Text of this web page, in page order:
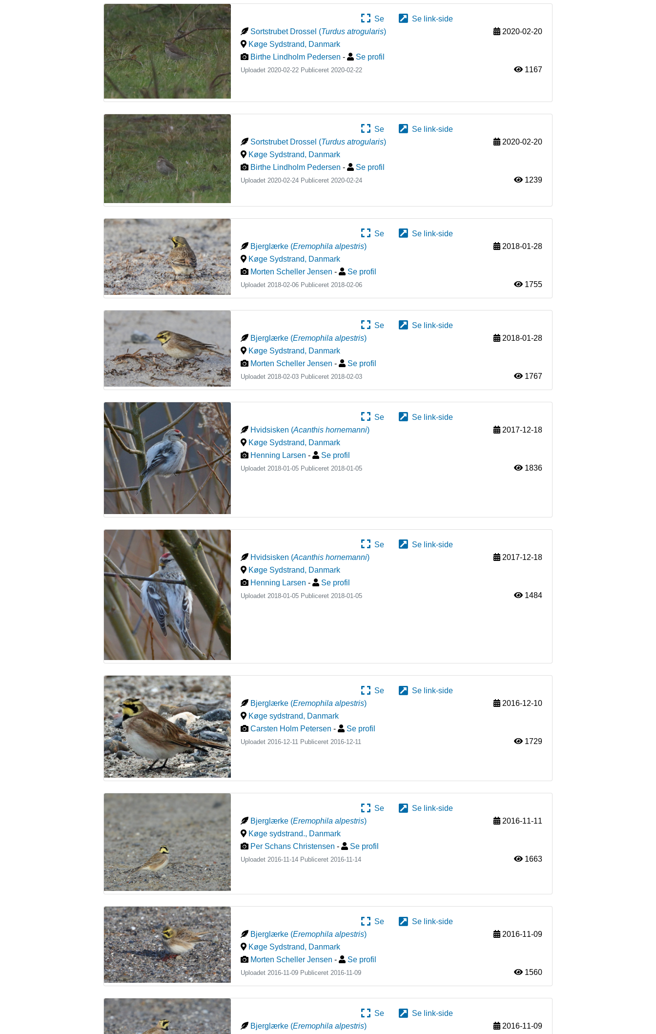
Se
Se link-side
Sortstrubet Drossel (Turdus atrogularis)
2020-02-20
Køge Sydstrand, Danmark
Birthe Lindholm Pedersen - Se profil
Uploadet 2020-02-22 Publiceret 2020-02-22 1167
Se
Se link-side
Sortstrubet Drossel (Turdus atrogularis)
2020-02-20
Køge Sydstrand, Danmark
Birthe Lindholm Pedersen - Se profil
Uploadet 2020-02-24 Publiceret 2020-02-24 1239
Se
Se link-side
Bjerglærke (Eremophila alpestris)
2018-01-28
Køge Sydstrand, Danmark
Morten Scheller Jensen - Se profil
Uploadet 2018-02-06 Publiceret2018-02-06 1755
Se
Se link-side
Bjerglærke (Eremophila alpestris)
2018-01-28
Køge Sydstrand, Danmark
Morten Scheller Jensen - Se profil
Uploadet 2018-02-03 Publiceret2018-02-03 1767
Se
Se link-side
Hvidsisken (Acanthis hornemanni)
2017-12-18
Køge Sydstrand, Danmark
Henning Larsen - Se profil
Uploadet 2018-01-05 Publiceret2018-01-05 1836
Se
Se link-side
Hvidsisken (Acanthis hornemanni)
2017-12-18
Køge Sydstrand, Danmark
Henning Larsen - Se profil
Uploadet 2018-01-05 Publiceret 2018-01-05 1484
Se
Se link-side
Bjerglærke (Eremophila alpestris)
2016-12-10
Køge sydstrand, Danmark
Carsten Holm Petersen - Se profil
Uploadet 2016-12-11 Publiceret2016-12-11 1729
Se
Se link-side
Bjerglærke (Eremophila alpestris)
2016-11-11
Køge sydstrand., Danmark
Per Schans Christensen - Se profil
Uploadet 2016-11-14 Publiceret2016-11-14 1663
Se
Se link-side
Bjerglærke (Eremophila alpestris)
2016-11-09
Køge Sydstrand, Danmark
Morten Scheller Jensen - Se profil
Uploadet 2016-11-09 Publiceret2016-11-09 1560
Se
Se link-side
Bjerglærke (Eremophila alpestris) 2016-11-09